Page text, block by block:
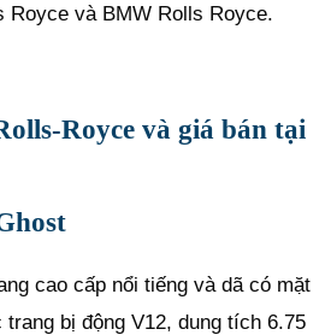
Royce và BMW Rolls Royce.
Royce và giá bán tại
cao cấp nổi tiếng và dã có mặt
bị động V12, dung tích 6.75